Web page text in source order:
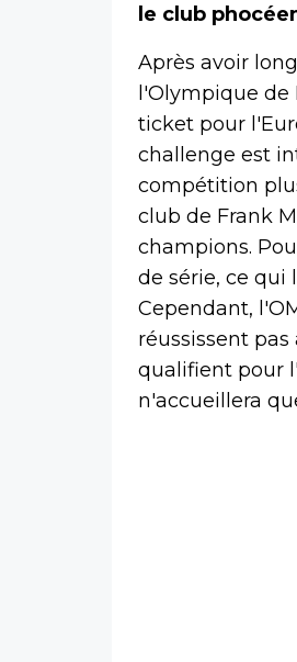
le club
Après avoir
l'Olympique de
ticket pour
challenge est
compétition
club de Frank
champions.
de série, ce qui
Cependant,
réussissent
qualifient pour
n'accueillera